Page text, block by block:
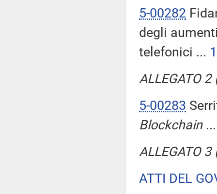
5-00282
degli
telefonici ...
ALLEGATO
5-00283
Blockchain
ALLEGATO
ATTI DEL